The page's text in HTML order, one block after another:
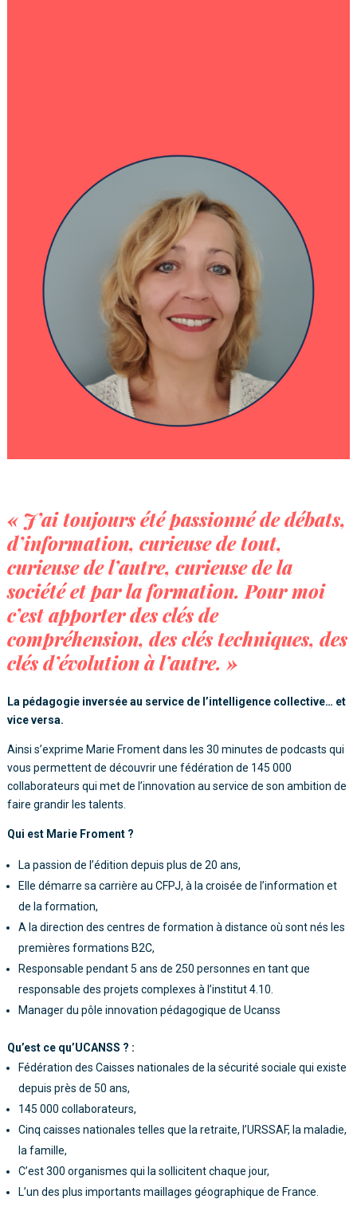
« J’ai toujours été passionné de débats,
d’information, curieuse de tout,
curieuse de l’autre, curieuse de la
société et par la formation. Pour moi
c’est apporter des clés de
compréhension, des clés techniques, des
clés d’évolution à l’autre. »
La pédagogie inversée au service de l’intelligence collective… et
vice versa.
Ainsi s’exprime Marie Froment dans les 30 minutes de podcasts qui
vous permettent de découvrir une fédération de 145 000
collaborateurs qui met de l’innovation au service de son ambition de
faire grandir les talents.
Qui est Marie Froment ?
La passion de l’édition depuis plus de 20 ans,
Elle démarre sa carrière au CFPJ, à la croisée de l’information et
de la formation,
A la direction des centres de formation à distance où sont nés les
premières formations B2C,
Responsable pendant 5 ans de 250 personnes en tant que
responsable des projets complexes à l’institut 4.10.
Manager du pôle innovation pédagogique de Ucanss
Qu’est ce qu’UCANSS ? :
Fédération des Caisses nationales de la sécurité sociale qui existe
depuis près de 50 ans,
145 000 collaborateurs,
Cinq caisses nationales telles que la retraite, l’URSSAF, la maladie,
la famille,
C’est 300 organismes qui la sollicitent chaque jour,
L’un des plus importants maillages géographique de France.